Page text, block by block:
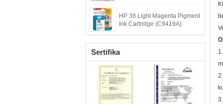
HP 38 Light Magenta Pigment
Ink Cartridge (C9419A)
Sertifika